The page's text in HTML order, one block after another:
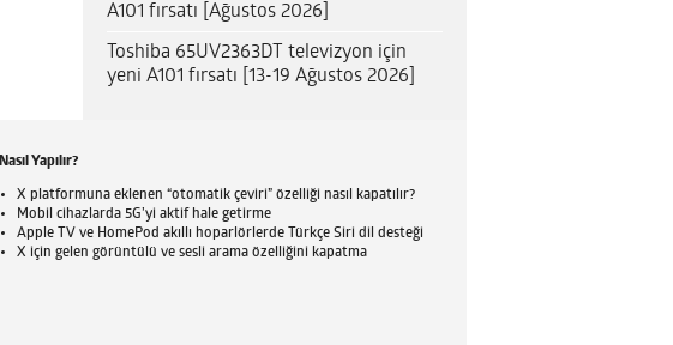
A101 fırsatı [Ağustos 2026]
Toshiba 65UV2363DT televizyon için
yeni A101 fırsatı [13-19 Ağustos 2026]
Nasıl Yapılır?
X platformuna eklenen “otomatik çeviri” özelliği nasıl kapatılır?
Mobil cihazlarda 5G’yi aktif hale getirme
Apple TV ve HomePod akıllı hoparlörlerde Türkçe Siri dil desteği
X için gelen görüntülü ve sesli arama özelliğini kapatma